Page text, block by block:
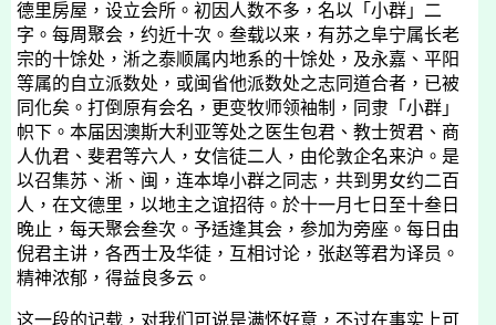
德里房屋，设立会所。初因人数不多，名以「小群」二
字。每周聚会，约近十次。叁载以来，有苏之阜宁属长老
宗的十馀处，淅之泰顺属内地系的十馀处，及永嘉、平阳
等属的自立派数处，或闽省他派数处之志同道合者，已被
同化矣。打倒原有会名，更变牧师领袖制，同隶「小群」
帜下。本届因澳斯大利亚等处之医生包君、教士贺君、商
人仇君、斐君等六人，女信徒二人，由伦敦企名来沪。是
以召集苏、淅、闽，连本埠小群之同志，共到男女约二百
人，在文德里，以地主之谊招待。於十一月七日 至十叁日
晚止，每天聚会叁次。予适逢其会，参加为旁座。每日由
倪君主讲，各西士及华徒，互相讨论， 张赵等君为译员。
精神浓郁，得益良多云。
这一段的记载，对我们可说是满怀好意，不过在事实上可